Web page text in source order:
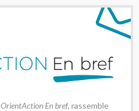
OrientAction En bref, rassemble